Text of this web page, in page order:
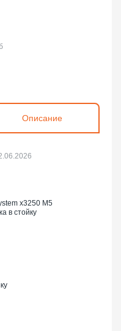
Описание
x3250 M5
в стойку